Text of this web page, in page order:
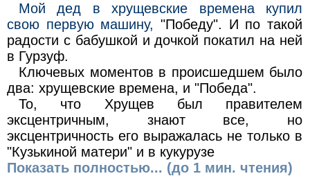
Мой дед в хрущевские времена купил
свою первую машину, "Победу". И по такой
радости с бабушкой и дочкой покатил на ней
в Гурзуф.
Ключевых моментов в происшедшем было
два: хрущевские времена, и "Победа".
То, что Хрущев был правителем
эксцентричным, знают все, но
эксцентричность его выражалась не только в
"Кузькиной матери" и в кукурузе
Показать полностью... (до 1 мин. чтения)